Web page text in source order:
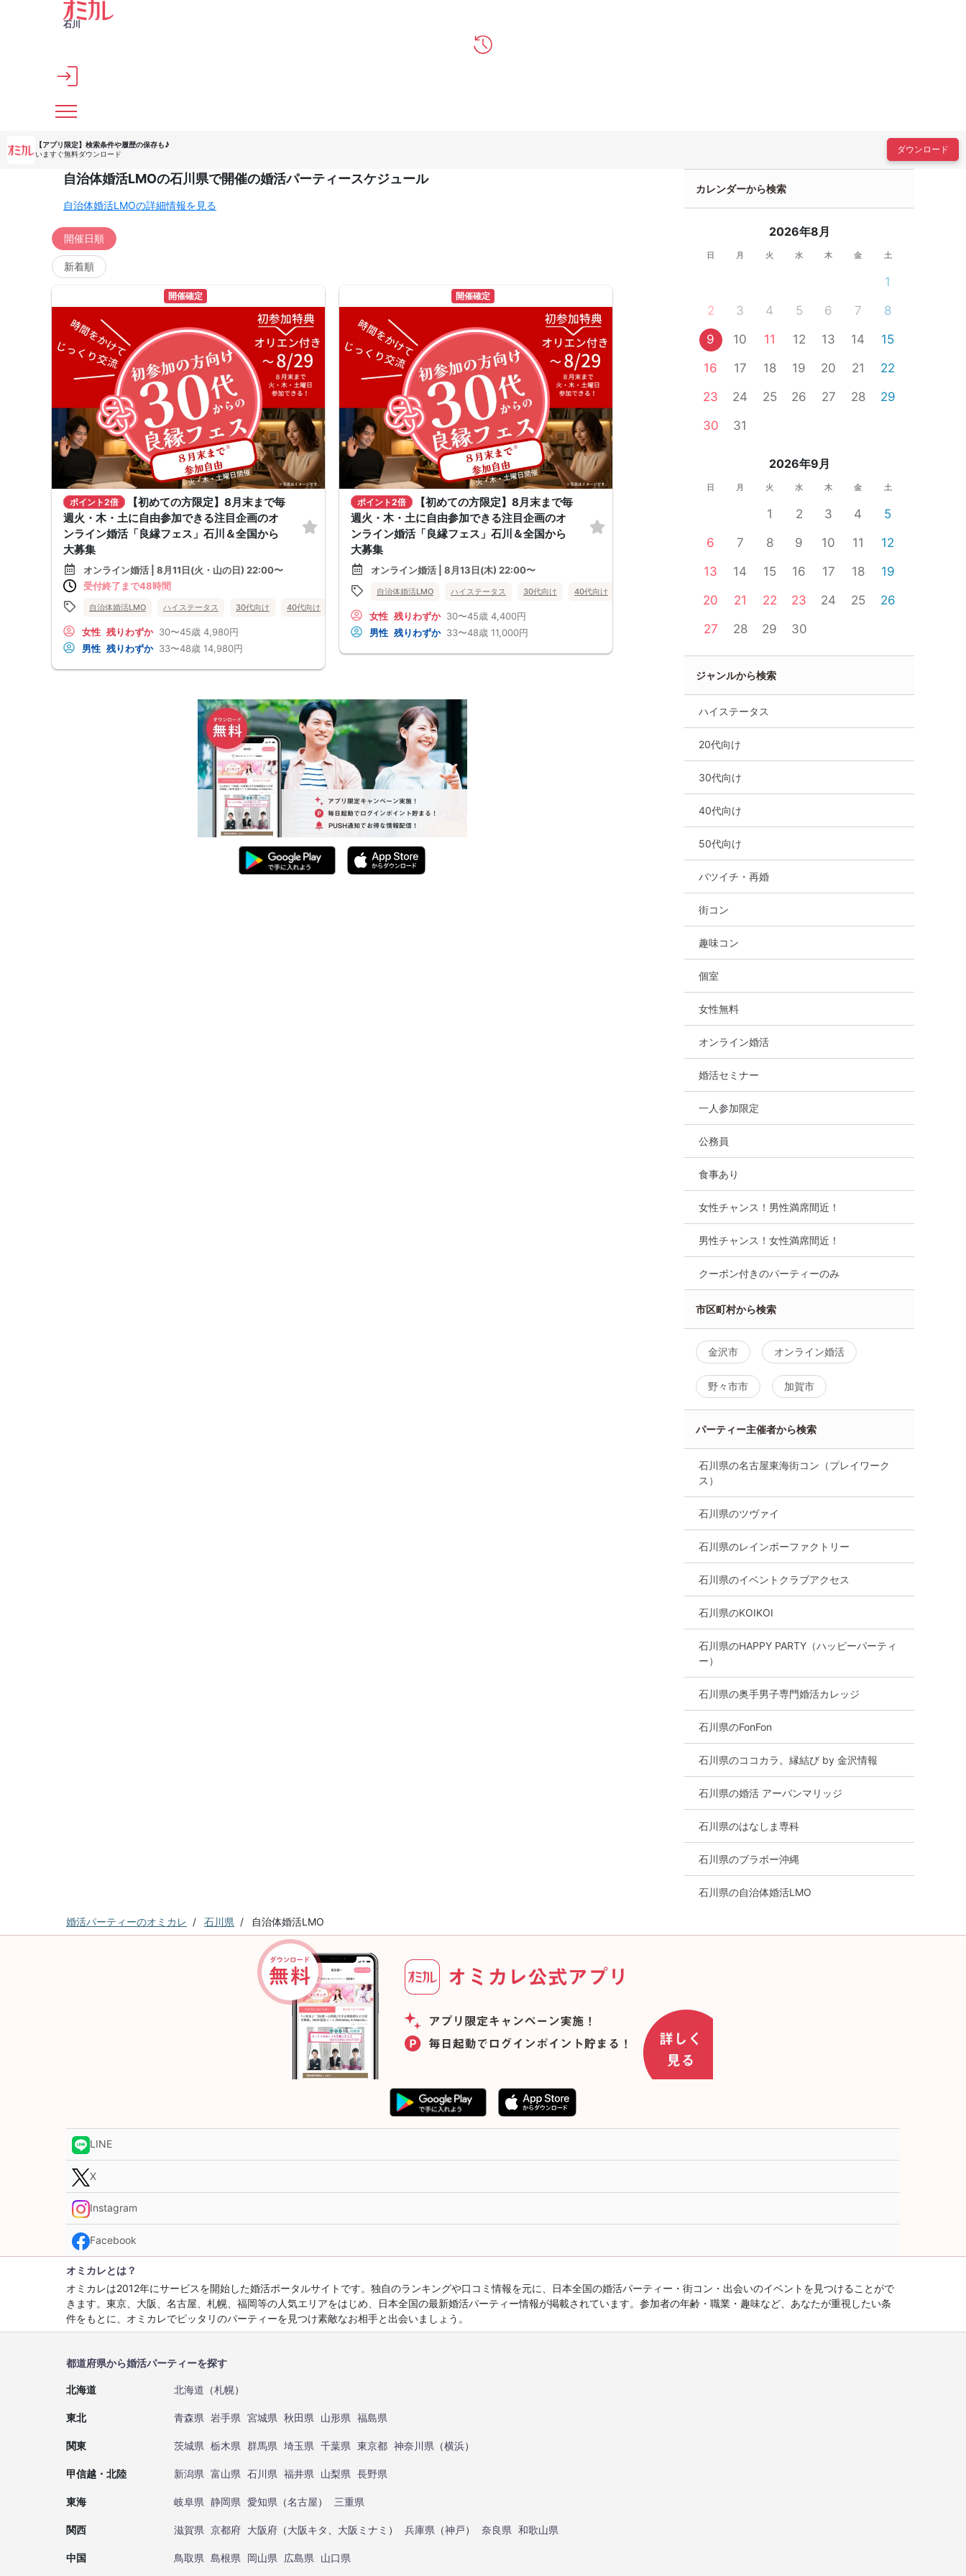
メインコンテンツへスキップ
石川
【アプリ限定】 検索条件や履歴の保存も♪
いますぐ無料ダウンロード
ダウンロード
自治体婚活LMOの石川県で開催の婚活パーティースケジュール
自治体婚活LMOの詳細情報を見る
開催日順
新着順
開催確定
ポイント2倍
【初めての方限定】8月末まで毎
週火・木・土に自由参加できる注目企画のオ
ンライン婚活「良縁フェス」石川＆全国から
大募集
オンライン婚活 | 8月11日(火・山の日) 22:00〜
受付終了まで48時間
自治体婚活LMO ハイステータス 30代向け 40代向け バツイチ・再婚
女性 残りわずか 30〜45歳 4,980円
男性 残りわずか 33〜48歳 14,980円
開催確定
ポイント2倍
【初めての方限定】8月末まで毎
週火・木・土に自由参加できる注目企画のオ
ンライン婚活「良縁フェス」石川＆全国から
大募集
オンライン婚活 | 8月13日(木) 22:00〜
自治体婚活LMO ハイステータス 30代向け 40代向け
女性 残りわずか 30〜45歳 4,400円
男性 残りわずか 33〜48歳 11,000円
カレンダーから検索
2026年8月
日 月 火 水 木 金 土
1
2
3 4 5 6 7
8
9
10 11 12 13 14
15
16
17 18 19 20 21
22
23
24 25 26 27 28
29
30
31
2026年9月
日 月 火 水 木 金 土
1 2 3 4
5
6
7 8 9 10 11
12
13
14 15 16 17 18
19
20
21 22 23 24 25
26
27
28 29 30
ジャンルから検索
ハイステータス
20代向け
30代向け
40代向け
50代向け
バツイチ・再婚
街コン
趣味コン
個室
女性無料
オンライン婚活
婚活セミナー
一人参加限定
公務員
食事あり
女性チャンス！男性満席間近！
男性チャンス！女性満席間近！
クーポン付きのパーティーのみ
市区町村から検索
金沢市 オンライン婚活
野々市市 加賀市
パーティー主催者から検索
石川県の名古屋東海街コン（プレイワーク
ス）
石川県のツヴァイ
石川県のレインボーファクトリー
石川県のイベントクラブアクセス
石川県のKOIKOI
石川県のHAPPY PARTY（ハッピーパーティ
ー）
石川県の奥手男子専門婚活カレッジ
石川県のFonFon
石川県のココカラ。縁結び by 金沢情報
石川県の婚活 アーバンマリッジ
石川県のはなしま専科
石川県のブラボー沖縄
石川県の自治体婚活LMO
婚活パーティーのオミカレ 石川県 自治体婚活LMO
LINE
X
Instagram
Facebook
オミカレとは？
オミカレは2012年にサービスを開始した婚活ポータルサイトです。独自のランキングや口コミ情報を元に、日本全国の婚活パーティー・街コン・出会いのイベントを見つけることがで
きます。東京、大阪、名古屋、札幌、福岡等の人気エリアをはじめ、日本全国の最新婚活パーティー情報が掲載されています。参加者の年齢・職業・趣味など、あなたが重視したい条
件をもとに、オミカレでピッタリのパーティーを見つけ素敵なお相手と出会いましょう。
都道府県から婚活パーティーを探す
北海道 北海道 （札幌）
東北 青森県 岩手県 宮城県 秋田県 山形県 福島県
関東 茨城県 栃木県 群馬県 埼玉県 千葉県 東京都 神奈川県 （横浜）
甲信越・北陸 新潟県 富山県 石川県 福井県 山梨県 長野県
東海 岐阜県 静岡県 愛知県 （名古屋） 三重県
関西 滋賀県 京都府 大阪府 （大阪キタ 大阪ミナミ ） 兵庫県 （神戸） 奈良県 和歌山県
中国 鳥取県 島根県 岡山県 広島県 山口県